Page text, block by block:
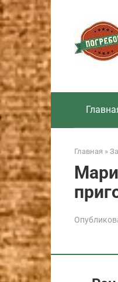
Перейти
к
контенту
Главная »